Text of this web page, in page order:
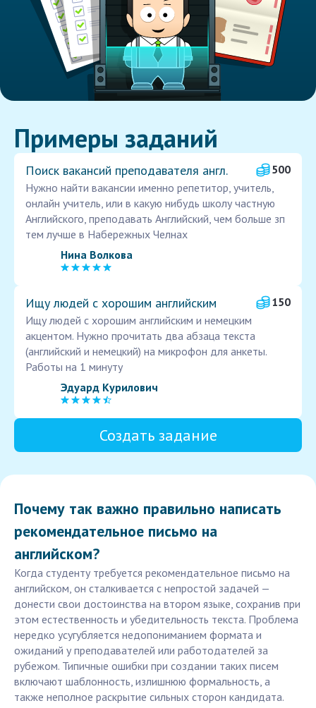
Примеры заданий
Поиск вакансий преподавателя англ.
500
Нужно найти вакансии именно репетитор, учитель,
онлайн учитель, или в какую нибудь школу частную
Английского, преподавать Английский, чем больше зп
тем лучше в Набережных Челнах
Нина Волкова
Ищу людей с хорошим английским
150
Ищу людей с хорошим английским и немецким
акцентом. Нужно прочитать два абзаца текста
(английский и немецкий) на микрофон для анкеты.
Работы на 1 минуту
Эдуард Курилович
Создать задание
Почему так важно правильно написать
рекомендательное письмо на
английском?
Когда студенту требуется рекомендательное письмо на
английском, он сталкивается с непростой задачей —
донести свои достоинства на втором языке, сохранив при
этом естественность и убедительность текста. Проблема
нередко усугубляется недопониманием формата и
ожиданий у преподавателей или работодателей за
рубежом. Типичные ошибки при создании таких писем
включают шаблонность, излишнюю формальность, а
также неполное раскрытие сильных сторон кандидата.